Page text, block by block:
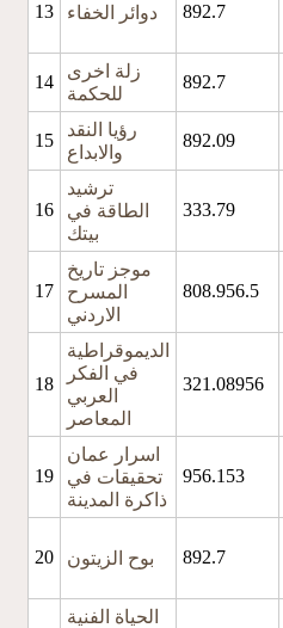
13 دوائر الخفاء 892.7
14
زلة اخرى
للحكمة
892.7
15
رؤيا النقد
والابداع
892.09
16
ترشيد
الطاقة في
بيتك
333.79
17
موجز تاريخ
المسرح
الاردني
808.956.5
18
الديموقراطية
في الفكر
العربي
المعاصر
321.08956
19
اسرار عمان
تحقيقات في
ذاكرة المدينة
956.153
20 بوح الزيتون 892.7
الحياة الفنية